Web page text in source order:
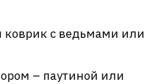
коврик с ведьмами или
– паутиной или